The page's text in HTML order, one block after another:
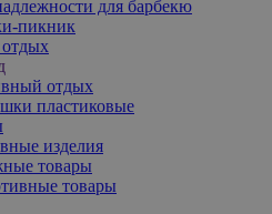
для барбекю
пикник
отдых
пластиковые
изделия
товары
товары